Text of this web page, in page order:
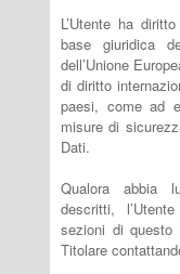
L’Utente ha
base giuridica
dell’Unione
di diritto
paesi, come ad
misure di
Dati.
Qualora abbia
descritti,
sezioni di questo
Titolare